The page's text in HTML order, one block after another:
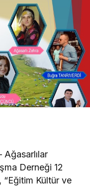
Ağasarlılar
Derneği 12
“Eğitim Kültür ve